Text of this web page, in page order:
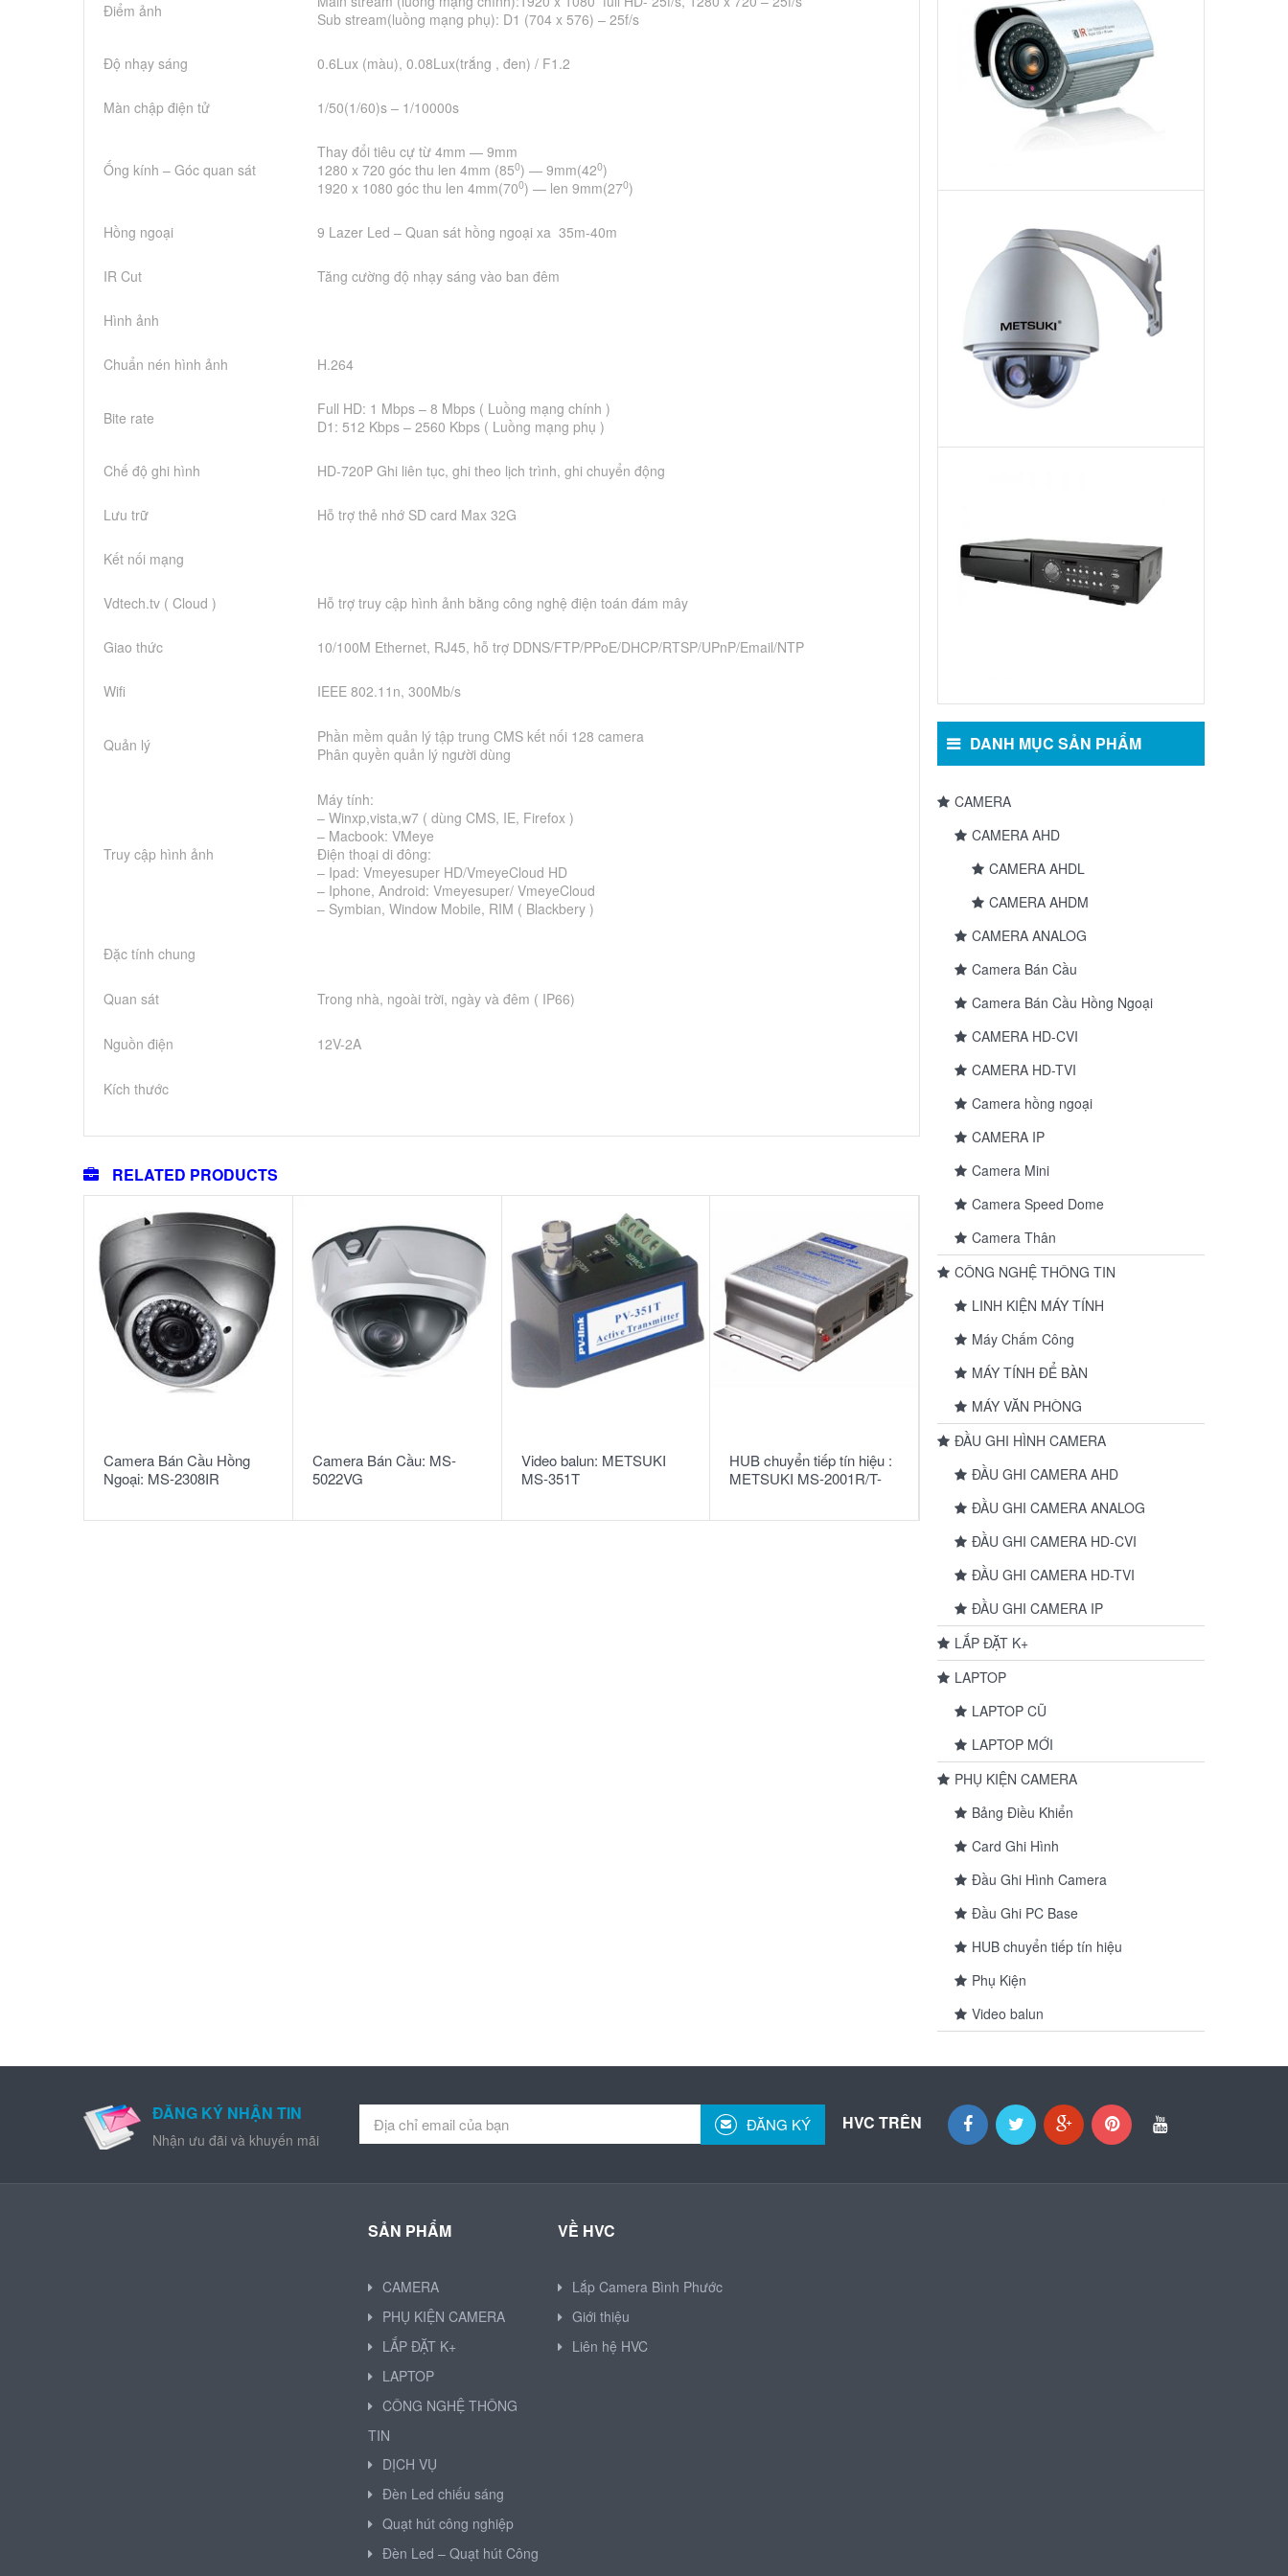
Điểm ảnh
Sub stream(luồng mạng phụ): D1 (704 x 576) – 25f/s
Độ nhạy sáng 0.6Lux (màu), 0.08Lux(trắng , đen) / F1.2
Màn chập điện tử 1/50(1/60)s – 1/10000s
Ống kính – Góc quan sát
Thay đổi tiêu cự từ 4mm — 9mm
1280 x 720 góc thu len 4mm (850) — 9mm(420)
1920 x 1080 góc thu len 4mm(700) — len 9mm(270)
Hồng ngoại 9 Lazer Led – Quan sát hồng ngoại xa 35m-40m
IR Cut Tăng cường độ nhạy sáng vào ban đêm
Hình ảnh
Chuẩn nén hình ảnh H.264
Bite rate
Full HD: 1 Mbps – 8 Mbps ( Luồng mạng chính )
D1: 512 Kbps – 2560 Kbps ( Luồng mạng phụ )
Chế độ ghi hình HD-720P Ghi liên tục, ghi theo lịch trình, ghi chuyển động
Lưu trữ Hỗ trợ thẻ nhớ SD card Max 32G
Kết nối mạng
Vdtech.tv ( Cloud ) Hỗ trợ truy cập hình ảnh bằng công nghệ điện toán đám mây
Giao thức 10/100M Ethernet, RJ45, hỗ trợ DDNS/FTP/PPoE/DHCP/RTSP/UPnP/Email/NTP
Wifi IEEE 802.11n, 300Mb/s
Quản lý
Phần mềm quản lý tập trung CMS kết nối 128 camera
Phân quyền quản lý người dùng
Truy cập hình ảnh
Máy tính:
– Winxp,vista,w7 ( dùng CMS, IE, Firefox )
– Macbook: VMeye
Điện thoại di đông:
– Ipad: Vmeyesuper HD/VmeyeCloud HD
– Iphone, Android: Vmeyesuper/ VmeyeCloud
– Symbian, Window Mobile, RIM ( Blackbery )
Đặc tính chung
Quan sát Trong nhà, ngoài trời, ngày và đêm ( IP66)
Nguồn điện 12V-2A
Kích thước
RELATED PRODUCTS
Camera Bán Cầu Hồng
Ngoại: MS-2308IR
Camera Bán Cầu: MS-
5022VG
Video balun: METSUKI
MS-351T
HUB chuyển tiếp tín hiệu :
METSUKI MS-2001R/T-
DANH MỤC SẢN PHẨM
CAMERA
CAMERA AHD
CAMERA AHDL
CAMERA AHDM
CAMERA ANALOG
Camera Bán Cầu
Camera Bán Cầu Hồng Ngoại
CAMERA HD-CVI
CAMERA HD-TVI
Camera hồng ngoại
CAMERA IP
Camera Mini
Camera Speed Dome
Camera Thân
CÔNG NGHỆ THÔNG TIN
LINH KIỆN MÁY TÍNH
Máy Chấm Công
MÁY TÍNH ĐỂ BÀN
MÁY VĂN PHÒNG
ĐẦU GHI HÌNH CAMERA
ĐẦU GHI CAMERA AHD
ĐẦU GHI CAMERA ANALOG
ĐẦU GHI CAMERA HD-CVI
ĐẦU GHI CAMERA HD-TVI
ĐẦU GHI CAMERA IP
LẮP ĐẶT K+
LAPTOP
LAPTOP CŨ
LAPTOP MỚI
PHỤ KIỆN CAMERA
Bảng Điều Khiển
Card Ghi Hình
Đầu Ghi Hình Camera
Đầu Ghi PC Base
HUB chuyển tiếp tín hiệu
Phụ Kiện
Video balun
ĐĂNG KÝ NHẬN TIN
Nhận ưu đãi và khuyến mãi
ĐĂNG KÝ HVC TRÊN
SẢN PHẨM
CAMERA
PHỤ KIỆN CAMERA
LẮP ĐẶT K+
LAPTOP
CÔNG NGHỆ THÔNG
TIN
DỊCH VỤ
Đèn Led chiếu sáng
Quạt hút công nghiệp
Đèn Led – Quạt hút Công
VỀ HVC
Lắp Camera Bình Phước
Giới thiệu
Liên hệ HVC